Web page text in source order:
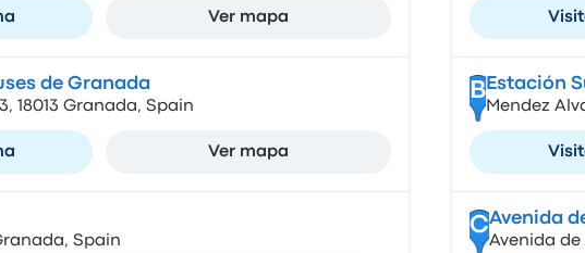
Ver mapa
de Granada
18013 Granada, Spain
Ver mapa
Spain
B Estación
Mendez
CAvenida
Avenida de